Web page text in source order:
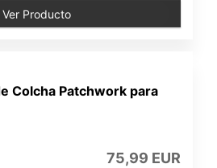
Ver Producto
Colcha Patchwork para
75,99 EUR